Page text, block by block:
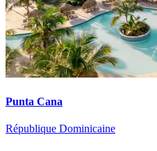
Punta Cana
République Dominicaine